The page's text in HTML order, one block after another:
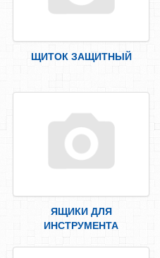
ЩИТОК ЗАЩИТНЫЙ
ЯЩИКИ ДЛЯ
ИНСТРУМЕНТА